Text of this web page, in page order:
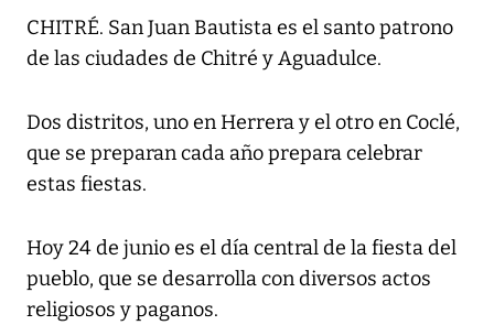
CHITRÉ. San Juan Bautista es el santo patrono
de las ciudades de Chitré y Aguadulce.
Dos distritos, uno en Herrera y el otro en Coclé,
que se preparan cada año prepara celebrar
estas fiestas.
Hoy 24 de junio es el día central de la fiesta del
pueblo, que se desarrolla con diversos actos
religiosos y paganos.